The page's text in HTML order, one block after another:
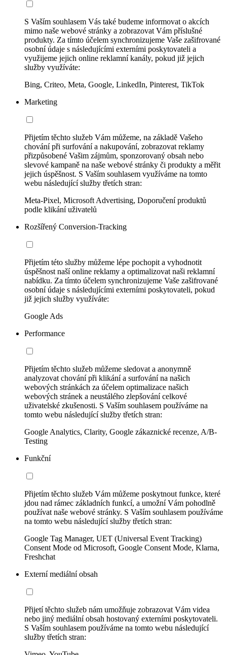
S Vaším souhlasem Vás také budeme informovat o akcích
mimo naše webové stránky a zobrazovat Vám příslušné
produkty. Za tímto účelem synchronizujeme Vaše zašifrované
osobní údaje s následujícími externími poskytovateli a
využijeme jejich online reklamní kanály, pokud již jejich
služby využíváte:
Bing, Criteo, Meta, Google, LinkedIn, Pinterest, TikTok
Marketing
Přijetím těchto služeb Vám můžeme, na základě Vašeho
chování při surfování a nakupování, zobrazovat reklamy
přizpůsobené Vašim zájmům, sponzorovaný obsah nebo
slevové kampaně na naše webové stránky či produkty a měřit
jejich úspěšnost. S Vaším souhlasem využíváme na tomto
webu následující služby třetích stran:
Meta-Pixel, Microsoft Advertising, Doporučení produktů
podle klikání uživatelů
Rozšířený Conversion-Tracking
Přijetím této služby můžeme lépe pochopit a vyhodnotit
úspěšnost naší online reklamy a optimalizovat naši reklamní
nabídku. Za tímto účelem synchronizujeme Vaše zašifrované
osobní údaje s následujícími externími poskytovateli, pokud
již jejich služby využíváte:
Google Ads
Performance
Přijetím těchto služeb můžeme sledovat a anonymně
analyzovat chování při klikání a surfování na našich
webových stránkách za účelem optimalizace našich
webových stránek a neustálého zlepšování celkové
uživatelské zkušenosti. S Vaším souhlasem používáme na
tomto webu následující služby třetích stran:
Google Analytics, Clarity, Google zákaznické recenze, A/B-
Testing
Funkční
Přijetím těchto služeb Vám můžeme poskytnout funkce, které
jdou nad rámec základních funkcí, a umožní Vám pohodlně
používat naše webové stránky. S Vaším souhlasem používáme
na tomto webu následující služby třetích stran:
Google Tag Manager, UET (Universal Event Tracking)
Consent Mode od Microsoft, Google Consent Mode, Klarna,
Freshchat
Externí mediální obsah
Přijetí těchto služeb nám umožňuje zobrazovat Vám videa
nebo jiný mediální obsah hostovaný externími poskytovateli.
S Vaším souhlasem používáme na tomto webu následující
služby třetích stran: